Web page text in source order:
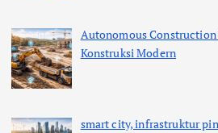
Autonomous
Konstruksi Modern
smart city, infrastruktur